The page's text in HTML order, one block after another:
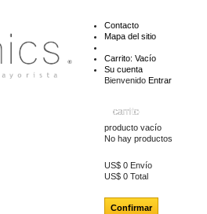
Contacto
Mapa del sitio
Carrito: Vacío
Su cuenta
Bienvenido Entrar
carrito
producto vacío
No hay productos
US$ 0 Envío
US$ 0 Total
Confirmar